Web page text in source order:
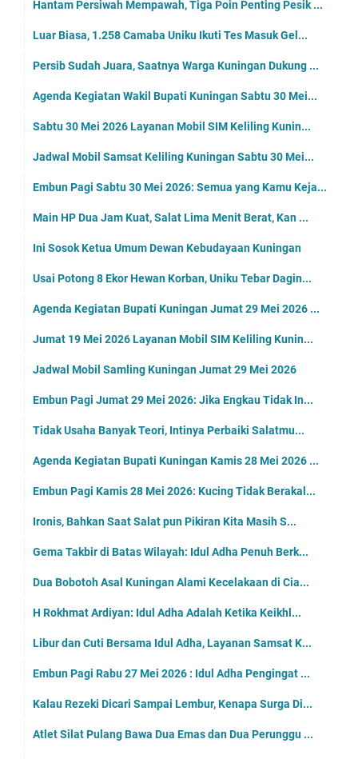
Hantam Persiwah Mempawah, Tiga Poin Penting Pesik ...
Luar Biasa, 1.258 Camaba Uniku Ikuti Tes Masuk Gel...
Persib Sudah Juara, Saatnya Warga Kuningan Dukung ...
Agenda Kegiatan Wakil Bupati Kuningan Sabtu 30 Mei...
Sabtu 30 Mei 2026 Layanan Mobil SIM Keliling Kunin...
Jadwal Mobil Samsat Keliling Kuningan Sabtu 30 Mei...
Embun Pagi Sabtu 30 Mei 2026: Semua yang Kamu Keja...
Main HP Dua Jam Kuat, Salat Lima Menit Berat, Kan ...
Ini Sosok Ketua Umum Dewan Kebudayaan Kuningan
Usai Potong 8 Ekor Hewan Korban, Uniku Tebar Dagin...
Agenda Kegiatan Bupati Kuningan Jumat 29 Mei 2026 ...
Jumat 19 Mei 2026 Layanan Mobil SIM Keliling Kunin...
Jadwal Mobil Samling Kuningan Jumat 29 Mei 2026
Embun Pagi Jumat 29 Mei 2026: Jika Engkau Tidak In...
Tidak Usaha Banyak Teori, Intinya Perbaiki Salatmu...
Agenda Kegiatan Bupati Kuningan Kamis 28 Mei 2026 ...
Embun Pagi Kamis 28 Mei 2026: Kucing Tidak Berakal...
Ironis, Bahkan Saat Salat pun Pikiran Kita Masih S...
Gema Takbir di Batas Wilayah: Idul Adha Penuh Berk...
Dua Bobotoh Asal Kuningan Alami Kecelakaan di Cia...
H Rokhmat Ardiyan: Idul Adha Adalah Ketika Keikhl...
Libur dan Cuti Bersama Idul Adha, Layanan Samsat K...
Embun Pagi Rabu 27 Mei 2026 : Idul Adha Pengingat ...
Kalau Rezeki Dicari Sampai Lembur, Kenapa Surga Di...
Atlet Silat Pulang Bawa Dua Emas dan Dua Perunggu ...